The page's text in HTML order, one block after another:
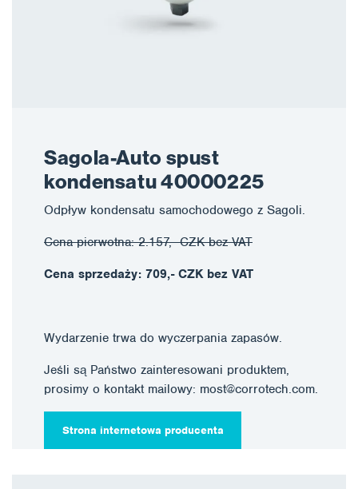
Sagola-Auto spust
kondensatu 40000225
Odpływ kondensatu samochodowego z Sagoli.
Cena pierwotna: 2.157,- CZK bez VAT
Cena sprzedaży: 709,- CZK bez VAT
Wydarzenie trwa do wyczerpania zapasów.
Jeśli są Państwo zainteresowani produktem,
prosimy o kontakt mailowy: most@corrotech.com.
Strona internetowa producenta